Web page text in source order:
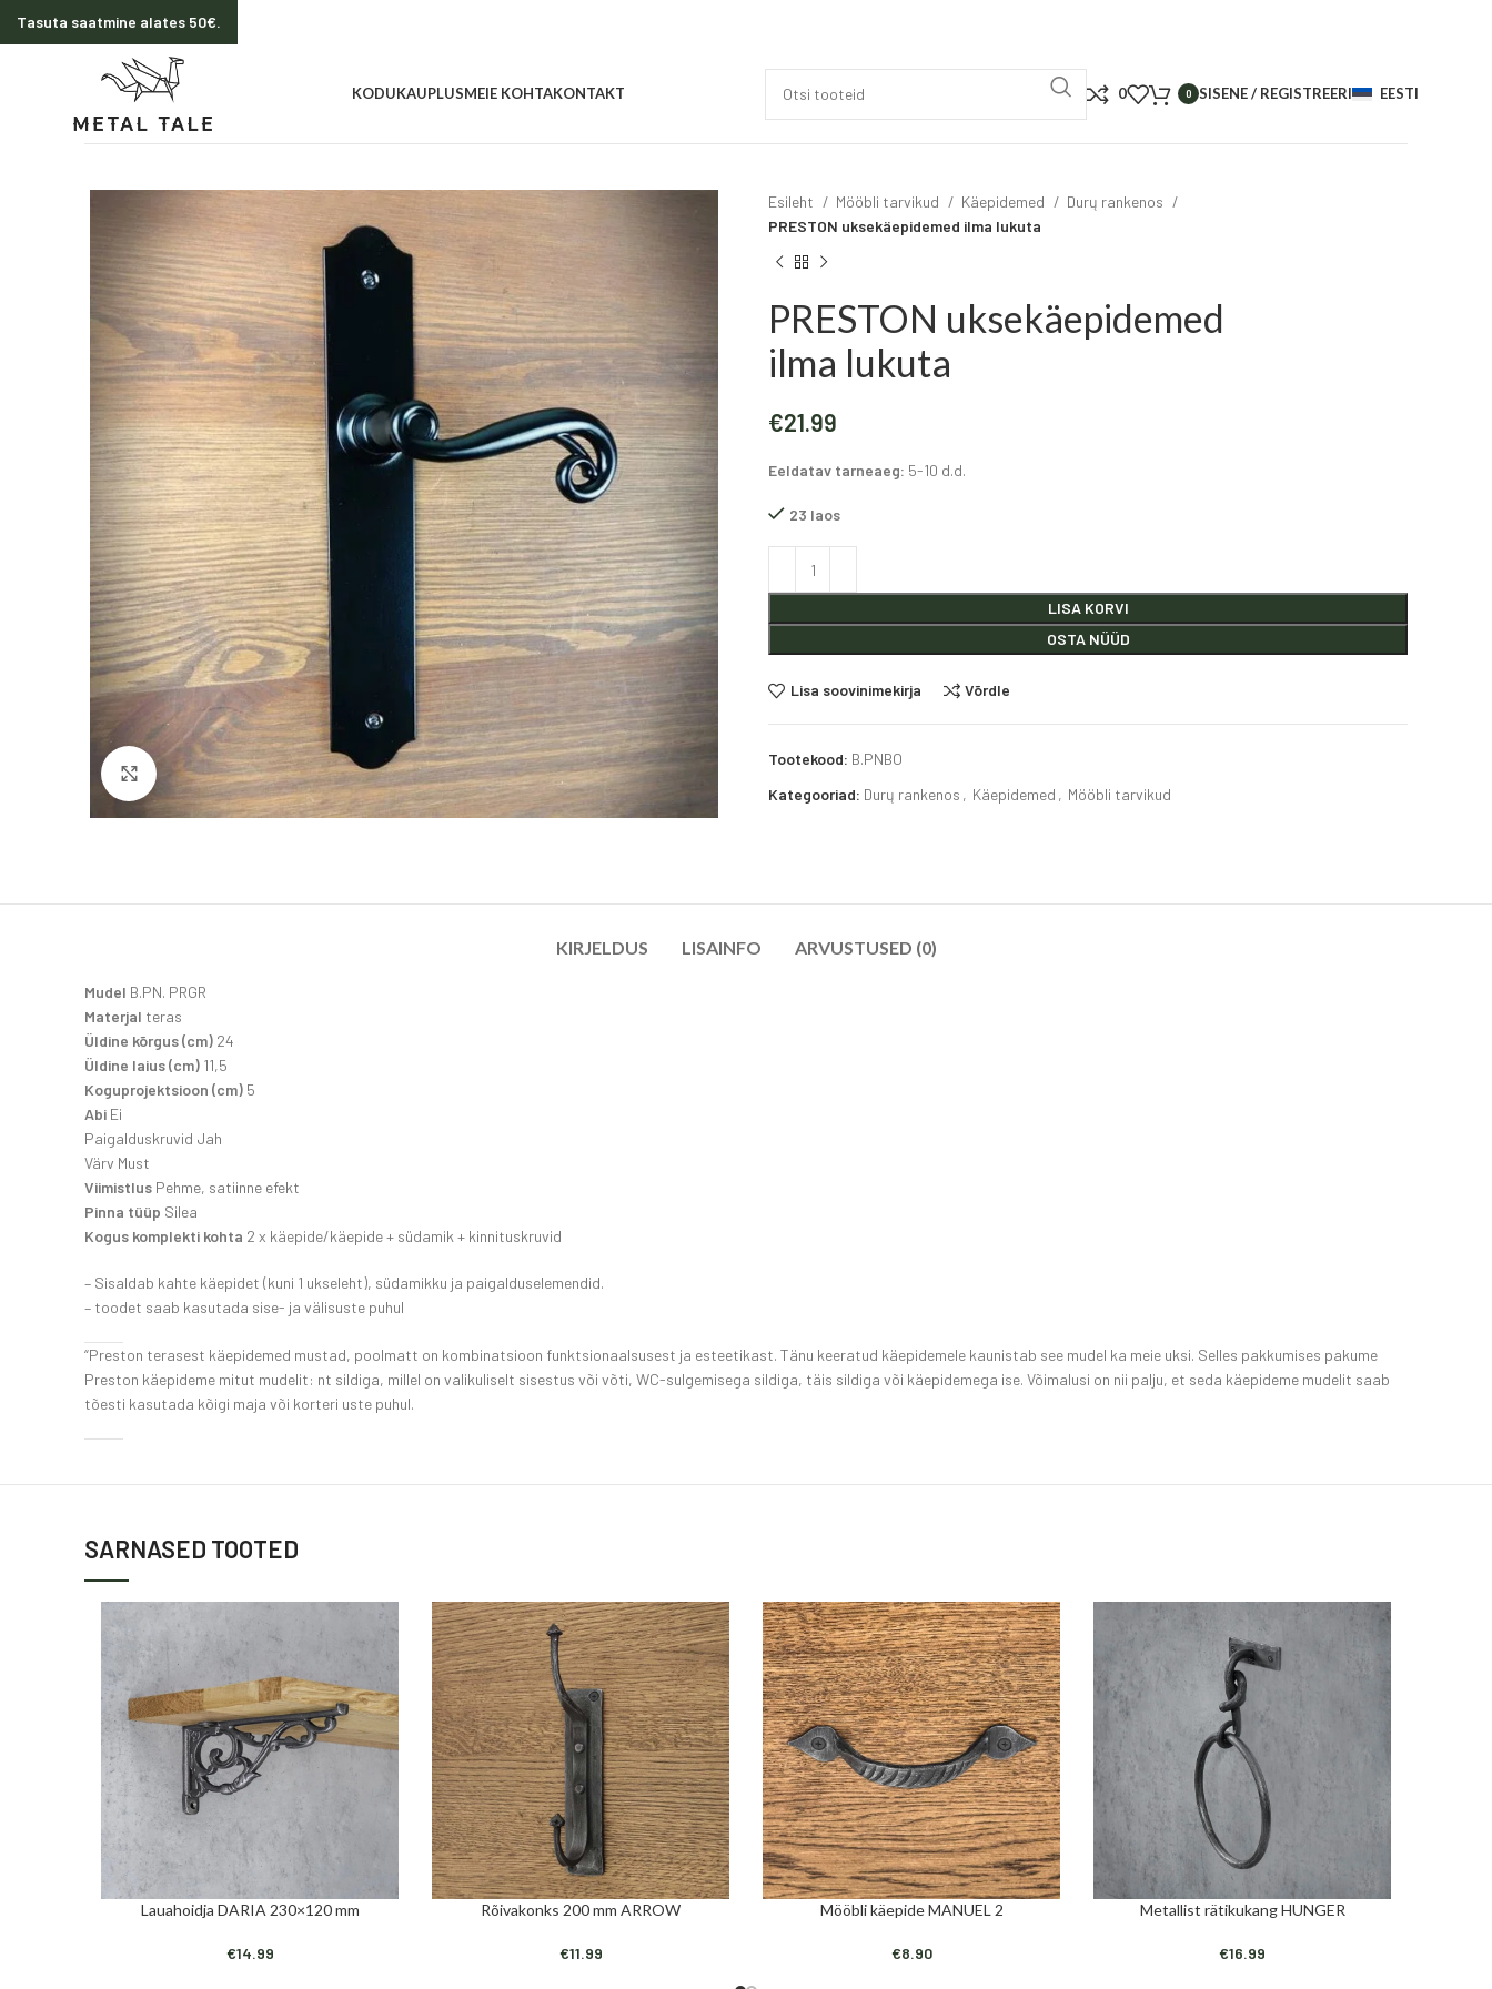
KODUKAUPLUSMEIE KOHTAKONTAKT 0 0 SISENE / REGISTREERI EESTI
Click to enlarge
Esileht Mööbli tarvikud Käepidemed
Durų rankenos
PRESTON uksekäepidemed ilma lukuta
PRESTON uksekäepidemed
ilma lukuta
€21.99
Eeldatav tarneaeg: 5-10 d.d.
23 laos
LISA KORVI
OSTA NÜÜD
Lisa soovinimekirja Võrdle
Tootekood: B.PNBO
Kategooriad: Durų rankenos , Käepidemed , Mööbli tarvikud
KIRJELDUS LISAINFO ARVUSTUSED (0)
Mudel B.PN. PRGR
Materjal teras
Üldine kõrgus (cm) 24
Üldine laius (cm) 11,5
Koguprojektsioon (cm) 5
Abi Ei
Paigalduskruvid Jah
Värv Must
Viimistlus Pehme, satiinne efekt
Pinna tüüp Silea
Kogus komplekti kohta 2 x käepide/käepide + südamik + kinnituskruvid
– Sisaldab kahte käepidet (kuni 1 ukseleht), südamikku ja paigalduselemendid.
– toodet saab kasutada sise- ja välisuste puhul
“Preston terasest käepidemed mustad, poolmatt on kombinatsioon funktsionaalsusest ja esteetikast. Tänu keeratud käepidemele kaunistab see mudel ka meie uksi. Selles pakkumises pakume
Preston käepideme mitut mudelit: nt sildiga, millel on valikuliselt sisestus või võti, WC-sulgemisega sildiga, täis sildiga või käepidemega ise. Võimalusi on nii palju, et seda käepideme mudelit saab
tõesti kasutada kõigi maja või korteri uste puhul.
SARNASED TOOTED
LISA KORVILauahoidja DARIA 230×120 mm
€14.99
LISA KORVIRõivakonks 200 mm ARROW
€11.99
LISA KORVIMööbli käepide MANUEL 2
€8.90
LISA KORVIMetallist rätikukang HUNGER
€16.99
Tasuta saatmine alates 50€.